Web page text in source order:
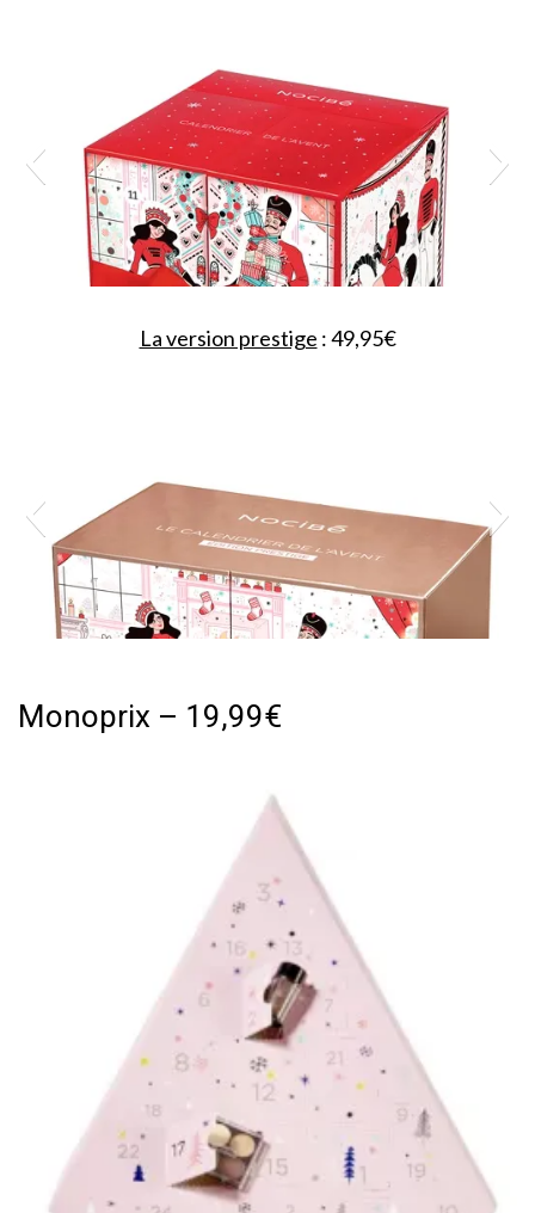
La version prestige : 49,95€
Monoprix – 19,99€